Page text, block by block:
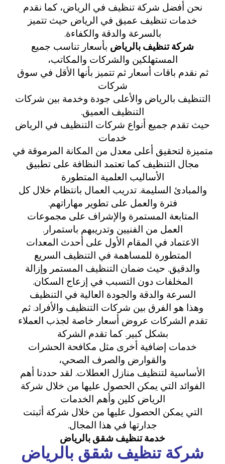
نحن أفضل شركة تنظيف في الرياض، كما نقدم
خدمات تنظيف عميق في الرياض حيث تتميز
بالسرعة والدقة والكفاءة.
شركةتنظيف بالرياض بأسعار تناسب جميع
المستهلكين والشركات والمكاتب،
ثم نقدم باقات أسعار ثم تتميز بأنها الأقل في سوق
شركات
التنظيف بالرياض والأعلى جودة وخدمة بين شركات
التنظيف العميق.
حيث تقدم جميع أنواع شركات التنظيف في الرياض
خدمات
متميزة لتحقيق أعلى معدل من المكانة المرموقة في
مجال التنظيف كما تعتمد النظافة على تطبيق
الأساليب العلمية المتطورة
والمبادئ السليمة. تدريب العمال بانتظام خلال كل
فترة والعمل على تطوير مهاراتهم.
المتابعة المستمرة والإشراف على مجموعات
العمل من الفنيين وتدريبهم باستمرار.
الاعتماد في المقام الأول على أحدث المعدات
المتطورة للمساهمة في التنظيف السريع
والدقيق. حيث ضمان التنظيف المستمر وإزالة
المخلفات دون التسبب في إزعاج السكان.
السرعة والدقة والجودة العالية في التنظيف
وهذا هو الفرق بين شركات التنظيف والأفراد. ثم
تقدم الشركات عروض أسعار خاصة لجذب العملاء
بشكل كبير. كما تقدم الشركة
خدمات إضافية أخرى مثل مكافحة الحشرات
والقوارض والصرف الصحي،
الأساسية لتنظيف منازل العطلات. لقد حددنا أهم
الفوائد التي يمكن الحصول عليها من خلال شركة
الرياض كلين وأهم الخدمات
التي يمكن الحصول عليها من خلال شركة أثبتت
جدارتها في هذا المجال.
خدمة تنظيف شقق بالرياض
شركة تنظيف شقق بالرياض